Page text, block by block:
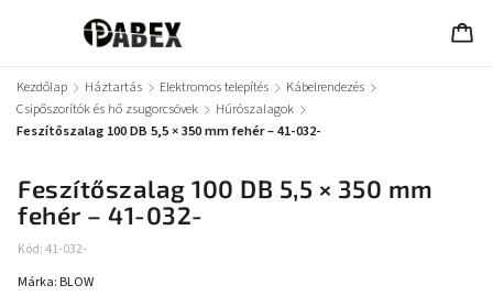
Kezdőlap / Háztartás / Elektromos telepítés / Kábelrendezés /
Csipőszorítók és hő zsugorcsövek / Húrószalagok /
Feszítőszalag 100 DB 5,5 × 350 mm fehér – 41-032-
Feszítőszalag 100 DB 5,5 × 350 mm
fehér – 41-032-
Kód:41-032-
Márka: BLOW